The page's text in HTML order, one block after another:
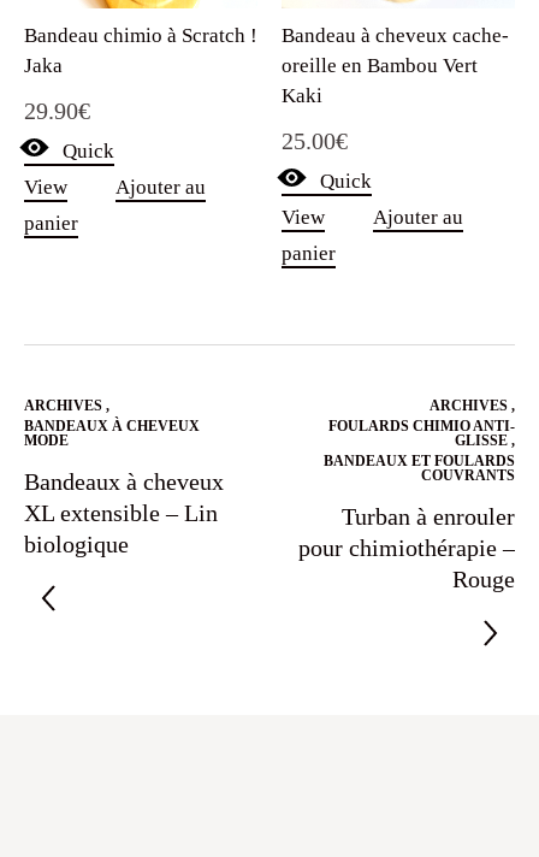
Bandeau chimio à Scratch !
Jaka
29.90€
Quick
View
Ajouter au
panier
Bandeau à cheveux cache-
oreille en Bambou Vert
Kaki
25.00€
Quick
View
Ajouter au
panier
ARCHIVES ,
BANDEAUX À CHEVEUX
MODE
Bandeaux à cheveux
XL extensible – Lin
biologique
ARCHIVES ,
FOULARDS CHIMIO ANTI-
GLISSE ,
BANDEAUX ET FOULARDS
COUVRANTS
Turban à enrouler
pour chimiothérapie –
Rouge